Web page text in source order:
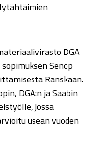
DGA
Senop
Ranskaan.
DGA:n ja Saabin
jossa
usean vuoden